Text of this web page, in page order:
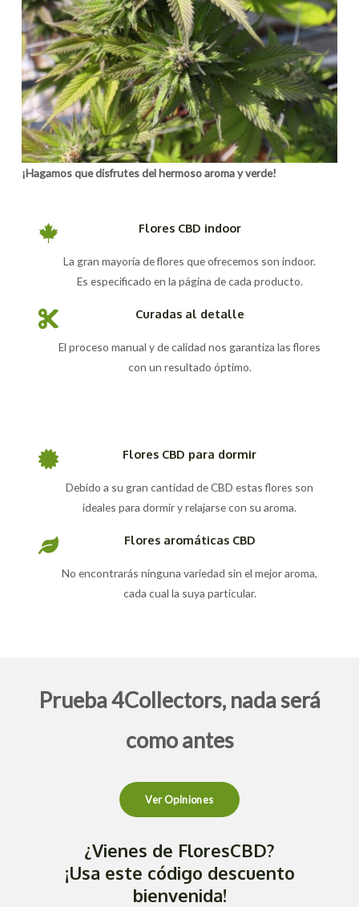
¡Hagamos que disfrutes del hermoso aroma y verde!
Flores CBD indoor
La gran mayoría de flores que ofrecemos son indoor.
Es especificado en la página de cada producto.
Curadas al detalle
El proceso manual y de calidad nos garantiza las flores
con un resultado óptimo.
Flores CBD para dormir
Debido a su gran cantidad de CBD estas flores son
ideales para dormir y relajarse con su aroma.
Flores aromáticas CBD
No encontrarás ninguna variedad sin el mejor aroma,
cada cual la suya particular.
Prueba 4Collectors, nada será
como antes
Ver Opiniones
¿Vienes de FloresCBD?
¡Usa este código descuento
bienvenida!